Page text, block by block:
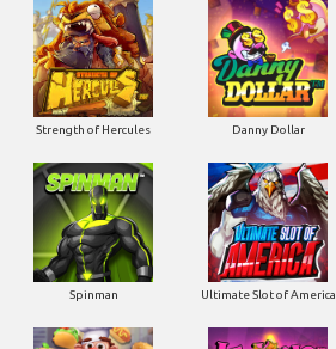
Strength of Hercules Danny Dollar
Spinman Ultimate Slot of America